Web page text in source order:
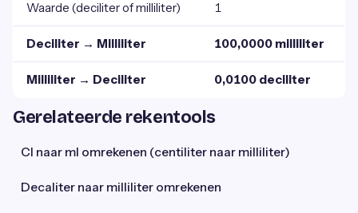
Waarde (deciliter of milliliter) 1
Deciliter → Milliliter 100,0000 milliliter
Milliliter → Deciliter 0,0100 deciliter
Gerelateerde rekentools
Cl naar ml omrekenen (centiliter naar milliliter)
Decaliter naar milliliter omrekenen